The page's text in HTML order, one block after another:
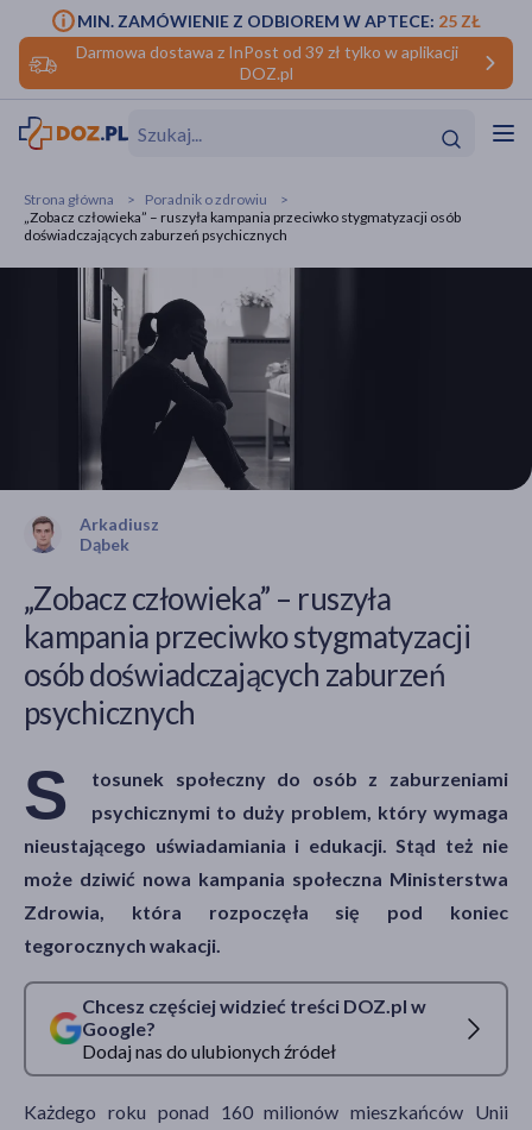
Darmowa dostawa z InPost od 39 zł tylko w aplikacji
DOZ.pl
MIN. ZAMÓWIENIE Z ODBIOREM W APTECE: 25 ZŁ
Strona główna
Poradnik o zdrowiu
„Zobacz człowieka” – ruszyła kampania przeciwko stygmatyzacji osób
doświadczających zaburzeń psychicznych
Arkadiusz
Dąbek
„Zobacz człowieka” – ruszyła
kampania przeciwko stygmatyzacji
osób doświadczających zaburzeń
psychicznych
S
tosunek społeczny do osób z zaburzeniami
psychicznymi to duży problem, który wymaga
nieustającego uświadamiania i edukacji. Stąd też nie
może dziwić nowa kampania społeczna Ministerstwa
Zdrowia, która rozpoczęła się pod koniec
tegorocznych wakacji.
Chcesz częściej widzieć treści DOZ.pl w
Google?
Dodaj nas do ulubionych źródeł
Każdego roku ponad 160 milionów mieszkańców Unii